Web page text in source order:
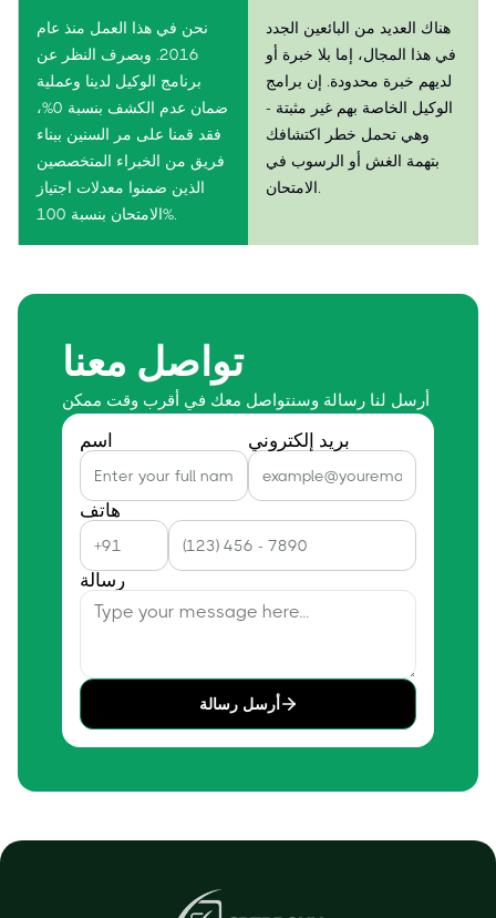
نحن في هذا العمل منذ عام
2016. وبصرف النظر عن
برنامج الوكيل لدينا وعملية
ضمان عدم الكشف بنسبة 0%،
فقد قمنا على مر السنين ببناء
فريق من الخبراء المتخصصين
الذين ضمنوا معدلات اجتياز
الامتحان بنسبة 100%.
هناك العديد من البائعين الجدد
في هذا المجال، إما بلا خبرة أو
لديهم خبرة محدودة. إن برامج
الوكيل الخاصة بهم غير مثبتة -
وهي تحمل خطر اكتشافك
بتهمة الغش أو الرسوب في
تواصل معنا
أرسل لنا رسالة وسنتواصل معك في أقرب وقت ممكن
اسم بريد إلكتروني
هاتف
رسالة
أرسل رسالة